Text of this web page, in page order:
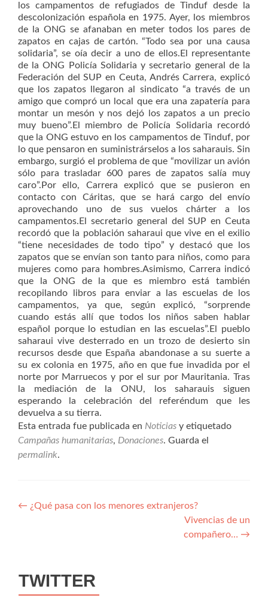
los campamentos de refugiados de Tinduf desde la
descolonización española en 1975. Ayer, los miembros
de la ONG se afanaban en meter todos los pares de
zapatos en cajas de cartón. “Todo sea por una causa
solidaria”, se oía decir a uno de ellos.El representante
de la ONG Policía Solidaria y secretario general de la
Federación del SUP en Ceuta, Andrés Carrera, explicó
que los zapatos llegaron al sindicato “a través de un
amigo que compró un local que era una zapatería para
montar un mesón y nos dejó los zapatos a un precio
muy bueno”.El miembro de Policía Solidaria recordó
que la ONG estuvo en los campamentos de Tinduf, por
lo que pensaron en suministrárselos a los saharauis. Sin
embargo, surgió el problema de que “movilizar un avión
sólo para trasladar 600 pares de zapatos salía muy
caro”.Por ello, Carrera explicó que se pusieron en
contacto con Cáritas, que se hará cargo del envío
aprovechando uno de sus vuelos chárter a los
campamentos.El secretario general del SUP en Ceuta
recordó que la población saharaui que vive en el exilio
“tiene necesidades de todo tipo” y destacó que los
zapatos que se envían son tanto para niños, como para
mujeres como para hombres.Asimismo, Carrera indicó
que la ONG de la que es miembro está también
recopilando libros para enviar a las escuelas de los
campamentos, ya que, según explicó, “sorprende
cuando estás allí que todos los niños saben hablar
español porque lo estudian en las escuelas”.El pueblo
saharaui vive desterrado en un trozo de desierto sin
recursos desde que España abandonase a su suerte a
su ex colonia en 1975, año en que fue invadida por el
norte por Marruecos y por el sur por Mauritania. Tras
la mediación de la ONU, los saharauis siguen
esperando la celebración del referéndum que les
devuelva a su tierra.
Esta entrada fue publicada en Noticias y etiquetado
Campañas humanitarias, Donaciones. Guarda el
permalink.
Navegación
← ¿Qué pasa con los menores extranjeros?
Vivencias de un
compañero… →
TWITTER